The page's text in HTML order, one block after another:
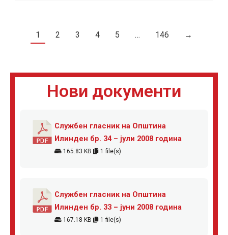
1 2 3 4 5 … 146 →
Нови документи
Службен гласник на Општина
Илинден бр. 34 – јули 2008 година
165.83 KB 1 file(s)
Службен гласник на Општина
Илинден бр. 33 – јуни 2008 година
167.18 KB 1 file(s)